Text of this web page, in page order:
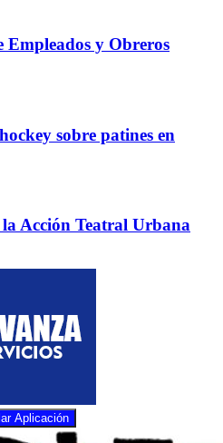
Empleados y Obreros
sobre patines en
Acción Teatral Urbana
Aplicación